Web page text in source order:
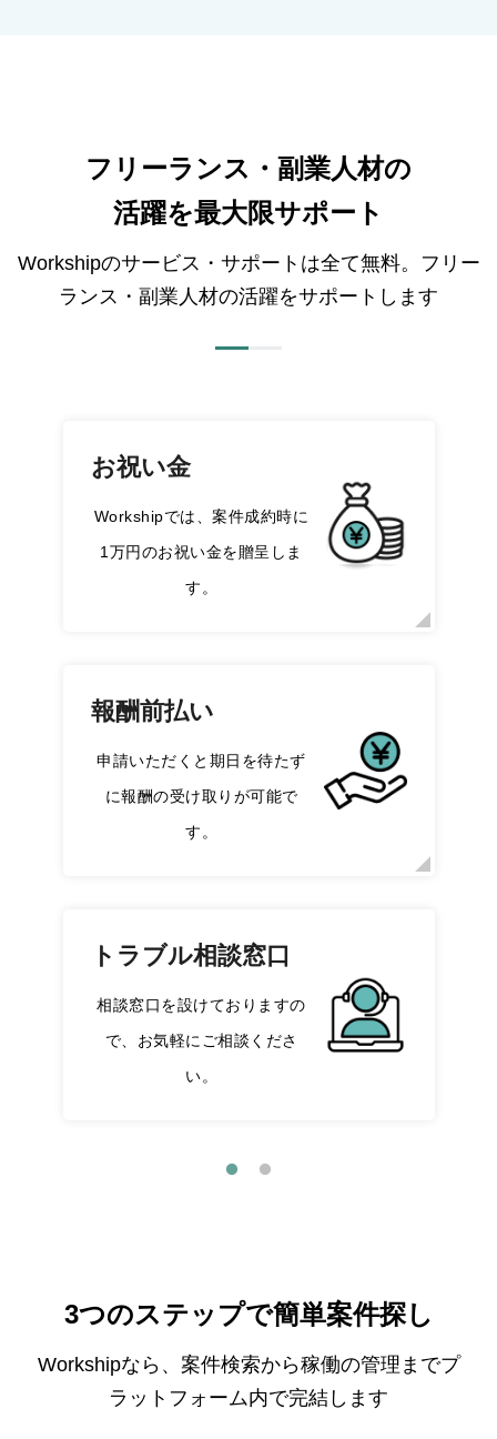
フリーランス・副業人材の
活躍を最大限サポート
Workshipのサービス・サポートは全て無料。フリー
ランス・副業人材の活躍をサポートします
お祝い金
Workshipでは、案件成約時に
1万円のお祝い金を贈呈しま
す。
報酬前払い
申請いただくと期日を待たず
に報酬の受け取りが可能で
す。
トラブル相談窓口
相談窓口を設けておりますの
で、お気軽にご相談くださ
い。
3つのステップで簡単案件探し
Workshipなら、案件検索から稼働の管理までプ
ラットフォーム内で完結します